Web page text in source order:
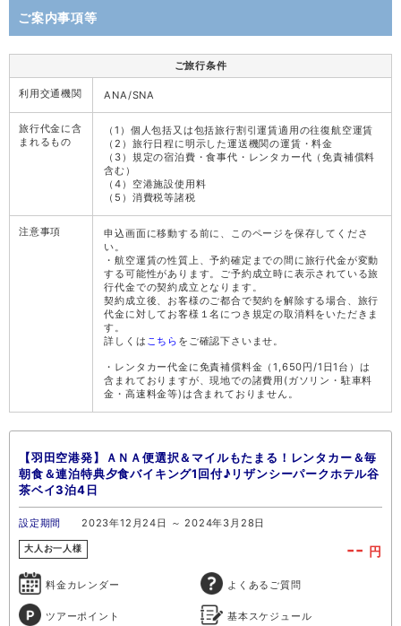
ご案内事項等
ご旅行条件
利用交通機関 ANA/SNA
旅行代金に含
まれるもの
（1）個人包括又は包括旅行割引運賃適用の往復航空運賃
（2）旅行日程に明示した運送機関の運賃・料金
（3）規定の宿泊費・食事代・レンタカー代（免責補償料
含む）
（4）空港施設使用料
（5）消費税等諸税
注意事項
申込画面に移動する前に、このページを保存してくださ
い。
・航空運賃の性質上、予約確定までの間に旅行代金が変動
する可能性があります。ご予約成立時に表示されている旅
行代金での契約成立となります。
契約成立後、お客様のご都合で契約を解除する場合、旅行
代金に対してお客様１名につき規定の取消料をいただきま
す。
詳しくは こちら をご確認下さいませ。
・レンタカー代金に免責補償料金（1,650円/1日1台）は
含まれておりますが、現地での諸費用(ガソリン・駐車料
金・高速料金等)は含まれておりません。
【羽田空港発】ＡＮＡ便選択＆マイルもたまる！レンタカー＆毎
朝食＆連泊特典夕食バイキング1回付♪リザンシーパークホテル谷
茶ベイ3泊4日
設定期間 2023年12月24日 ～ 2024年3月28日
大人お一人様 -- 円
料金カレンダー よくあるご質問
ツアーポイント 基本スケジュール